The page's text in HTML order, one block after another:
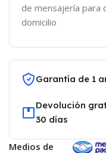
de mensajería para
domicilio
Garantía de 1
Devolución
30 días
Medios de